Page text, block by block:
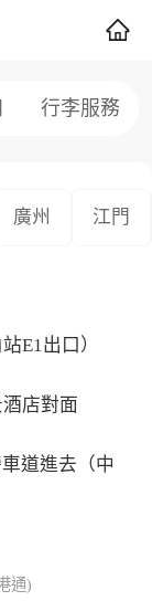
行李服務
廣州 江門
E1出口）
店對面
道進去（中
通)